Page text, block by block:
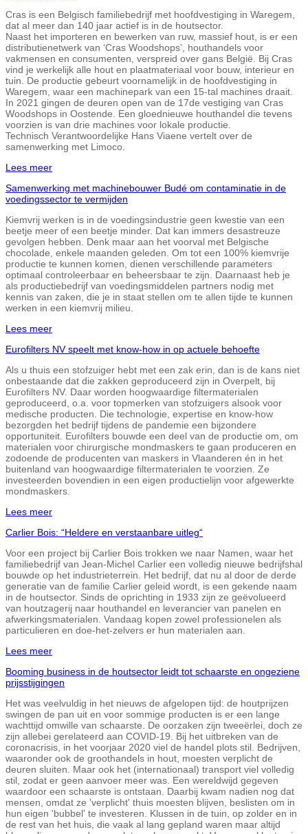
Cras is een Belgisch familiebedrijf met hoofdvestiging in Waregem,
dat al meer dan 140 jaar actief is in de houtsector.
Naast het importeren en bewerken van ruw, massief hout, is er een
distributienetwerk van ‘Cras Woodshops’, houthandels voor
vakmensen en consumenten, verspreid over gans België. Bij Cras
vind je werkelijk alle hout en plaatmateriaal voor bouw, interieur en
tuin. De productie gebeurt voornamelijk in de hoofdvestiging in
Waregem, waar een machinepark van een 15-tal machines draait.
In 2021 gingen de deuren open van de 17de vestiging van Cras
Woodshops in Oostende. Een gloednieuwe houthandel die tevens
voorzien is van drie machines voor lokale productie.
Technisch Verantwoordelijke Hans Viaene vertelt over de
samenwerking met Limoco.
Lees meer
Samenwerking met machinebouwer Budé om contaminatie in de
voedingssector te vermijden
Kiemvrij werken is in de voedingsindustrie geen kwestie van een
beetje meer of een beetje minder. Dat kan immers desastreuze
gevolgen hebben. Denk maar aan het voorval met Belgische
chocolade, enkele maanden geleden. Om tot een 100% kiemvrije
productie te kunnen komen, dienen verschillende parameters
optimaal controleerbaar en beheersbaar te zijn. Daarnaast heb je
als productiebedrijf van voedingsmiddelen partners nodig met
kennis van zaken, die je in staat stellen om te allen tijde te kunnen
werken in een kiemvrij milieu.
Lees meer
Eurofilters NV speelt met know-how in op actuele behoefte
Als u thuis een stofzuiger hebt met een zak erin, dan is de kans niet
onbestaande dat die zakken geproduceerd zijn in Overpelt, bij
Eurofilters NV. Daar worden hoogwaardige filtermaterialen
geproduceerd, o.a. voor topmerken van stofzuigers alsook voor
medische producten. Die technologie, expertise en know-how
bezorgden het bedrijf tijdens de pandemie een bijzondere
opportuniteit. Eurofilters bouwde een deel van de productie om, om
materialen voor chirurgische mondmaskers te gaan produceren en
zodoende de producenten van maskers in Vlaanderen én in het
buitenland van hoogwaardige filtermaterialen te voorzien. Ze
investeerden bovendien in een eigen productielijn voor afgewerkte
mondmaskers.
Lees meer
Carlier Bois: “Heldere en verstaanbare uitleg“
Voor een project bij Carlier Bois trokken we naar Namen, waar het
familiebedrijf van Jean-Michel Carlier een volledig nieuwe bedrijfshal
bouwde op het industrieterrein. Het bedrijf, dat nu al door de derde
generatie van de familie Carlier geleid wordt, is een gekende naam
in de houtsector. Sinds de oprichting in 1933 zijn ze geëvolueerd
van houtzagerij naar houthandel en leverancier van panelen en
afwerkingsmaterialen. Vandaag kopen zowel professionelen als
particulieren en doe-het-zelvers er hun materialen aan.
Lees meer
Booming business in de houtsector leidt tot schaarste en ongeziene
prijsstijgingen
Het was veelvuldig in het nieuws de afgelopen tijd: de houtprijzen
swingen de pan uit en voor sommige producten is er een lange
wachttijd omwille van schaarste. De oorzaken zijn tweeërlei, doch ze
zijn allebei gerelateerd aan COVID-19. Bij het uitbreken van de
coronacrisis, in het voorjaar 2020 viel de handel plots stil. Bedrijven,
waaronder ook de groothandels in hout, moesten verplicht de
deuren sluiten. Maar ook het (internationaal) transport viel volledig
stil, zodat er geen aanvoer meer was. Een wereldwijd gegeven
waardoor een schaarste is ontstaan. Daarbij kwam nadien nog dat
mensen, omdat ze 'verplicht' thuis moesten blijven, beslisten om in
hun eigen 'bubbel' te investeren. Klussen in de tuin, op zolder en in
de rest van het huis, die vaak al lang gepland waren maar altijd